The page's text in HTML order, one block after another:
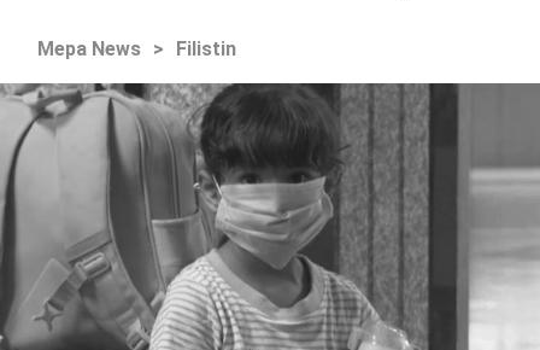
Mepa News > Filistin